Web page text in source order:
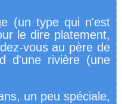
(un type qui n'est
le dire platement,
vous au père de
d'une rivière (une
un peu spéciale,